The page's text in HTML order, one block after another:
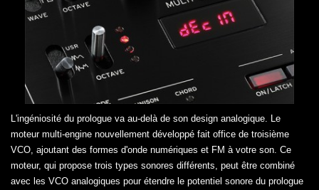
L'ingéniosité du prologue va au-delà de son design analogique. Le
moteur multi-engine nouvellement développé fait office de troisième
VCO, ajoutant des formes d'onde numériques et FM à votre son. Ce
moteur, qui propose trois types sonores différents, peut être combiné
avec les VCO analogiques pour étendre le potentiel sonore du prologue